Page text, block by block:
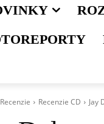
Recenzie Recenzie CD Jay